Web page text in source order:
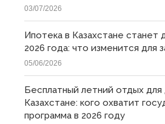
03/07/2026
Ипотека в Казахстане станет
2026 года: что изменится для
05/06/2026
Бесплатный летний отдых
Казахстане: кого охватит
программа в 2026 году